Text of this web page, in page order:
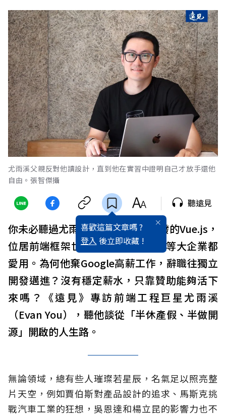
尤雨溪父親反對他讀設計，直到他在實習中證明自己才放手還他
自由。張智傑攝
喜歡這篇文章嗎 ?
登入 後立即收藏 !
聽遠見
你未必聽過尤雨溪的名字，但他開發的Vue.js，
位居前端框架世界前三大，Adobe等大企業都
愛用。為何他棄Google高薪工作，辭職往獨立
開發邁進？沒有穩定薪水，只靠贊助能夠活下
來嗎？《遠見》專訪前端工程巨星尤雨溪
（Evan You），聽他談從「半休產假、半做開
源」開啟的人生路。
無論領域，總有些人璀璨若星辰，名氣足以照亮整
片天空，例如賈伯斯對產品設計的追求、馬斯克挑
戰汽車工業的狂想，吳恩達和楊立昆的影響力也不